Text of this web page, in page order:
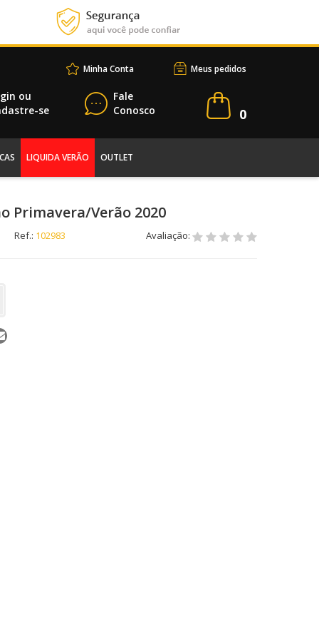
Meus pedidos
Minha Conta
ou
se
Fale
Conosco
0
LIQUIDA VERÃO OUTLET
Primavera/Verão 2020
Ref.: 102983 Avaliação: